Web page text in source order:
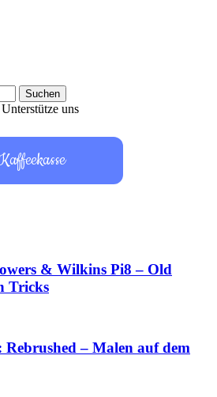
Unterstütze uns
& Wilkins Pi8 – Old
Tricks
– Malen auf dem